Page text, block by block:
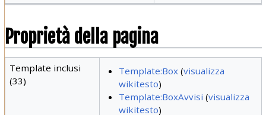
Proprietà della pagina
Template inclusi
(33)
Template:Box(visualizza
wikitesto)
Template:BoxAvvisi (visualizza
wikitesto)